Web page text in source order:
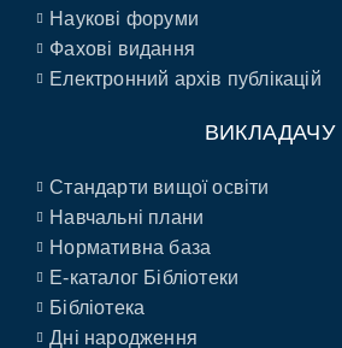
Наукові форуми
Фахові видання
Електронний архів публікацій
ВИКЛАДАЧУ
Стандарти вищої освіти
Навчальні плани
Нормативна база
E-каталог Бібліотеки
Бібліотека
Дні народження